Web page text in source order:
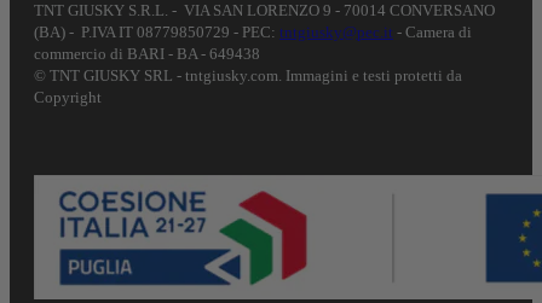
TNT GIUSKY S.R.L. - VIA SAN LORENZO 9 - 70014 CONVERSANO
(BA) - P.IVA IT 08779850729 - PEC: tntgiusky@pec.it - Camera di
commercio di BARI - BA - 649438
© TNT GIUSKY SRL - tntgiusky.com. Immagini e testi protetti da
Copyright